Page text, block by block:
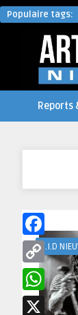
Populaire tags:
Reports
J.I.D
Facebook
Copy
Link
WhatsApp